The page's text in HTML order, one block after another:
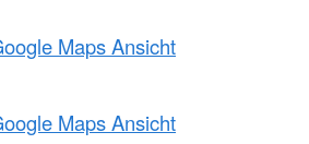
Maps Ansicht
Maps Ansicht